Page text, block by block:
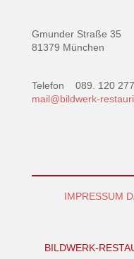
Gmunder Straße 35
81379 München
Telefon 089. 120
mail@bildwerk-
IMPRESSUM
BILDWERK-